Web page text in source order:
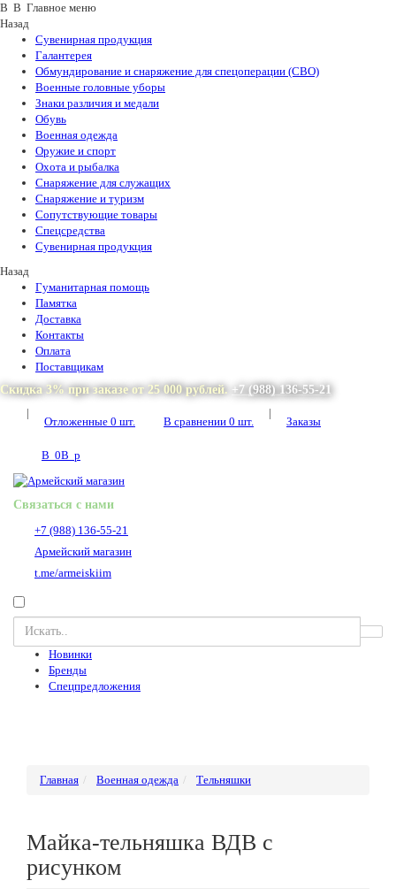
В В Главное меню
Назад
Сувенирная продукция
Галантерея
Обмундирование и снаряжение для спецоперации (СВО)
Военные головные уборы
Знаки различия и медали
Обувь
Военная одежда
Оружие и спорт
Охота и рыбалка
Снаряжение для служащих
Снаряжение и туризм
Сопутствующие товары
Спецсредства
Сувенирная продукция
Назад
Гуманитарная помощь
Памятка
Доставка
Контакты
Оплата
Поставщикам
Скидка 3% при заказе от 25 000 рублей. +7 (988) 136-55-21
|
Отложенные 0 шт. В сравнении 0 шт.
|
Заказы
В 0В p
Связаться с нами
+7 (988) 136-55-21
Армейский магазин
t.me/armeiskiim
Новинки
Бренды
Спецпредложения
Главная Военная одежда Тельняшки
Майка-тельняшка ВДВ с
рисунком